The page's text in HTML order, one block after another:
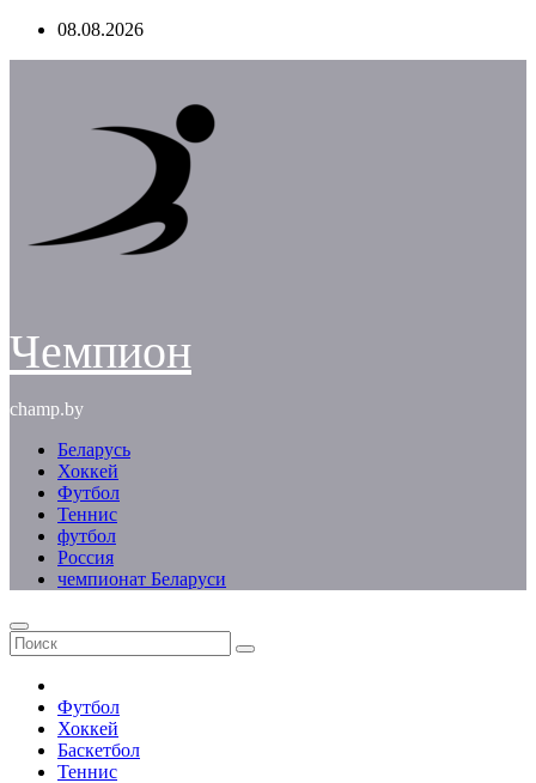
Перейти08.08.2026
Чемпион
champ.by
Беларусь
Хоккей
Футбол
Теннис
футбол
Россия
чемпионат Беларуси
Футбол
Хоккей
Баскетбол
Теннис